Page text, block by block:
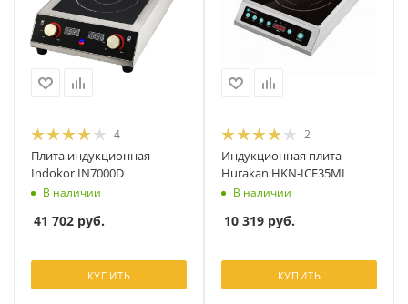
4
Плита индукционная
Indokor IN7000D
В наличии
41 702 руб.
КУПИТЬ
2
Индукционная плита
Hurakan HKN-ICF35ML
В наличии
10 319 руб.
КУПИТЬ